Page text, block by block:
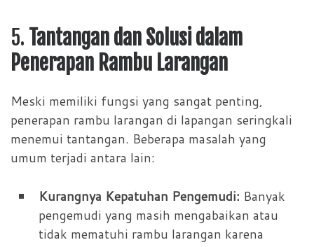
5. Tantangan dan Solusi dalam
Penerapan Rambu Larangan
Meski memiliki fungsi yang sangat penting,
penerapan rambu larangan di lapangan seringkali
menemui tantangan. Beberapa masalah yang
umum terjadi antara lain:
Kurangnya Kepatuhan Pengemudi: Banyak
pengemudi yang masih mengabaikan atau
tidak mematuhi rambu larangan karena